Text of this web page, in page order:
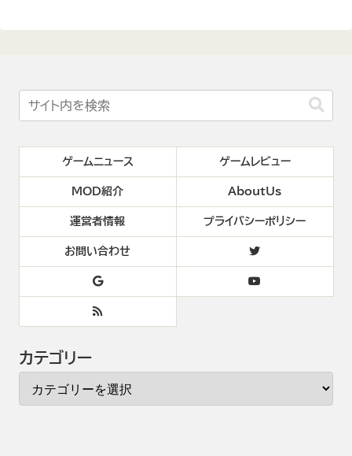
ゲームニュース ゲームレビュー
MOD紹介 AboutUs
運営者情報 プライバシーポリシー
お問い合わせ
カテゴリー